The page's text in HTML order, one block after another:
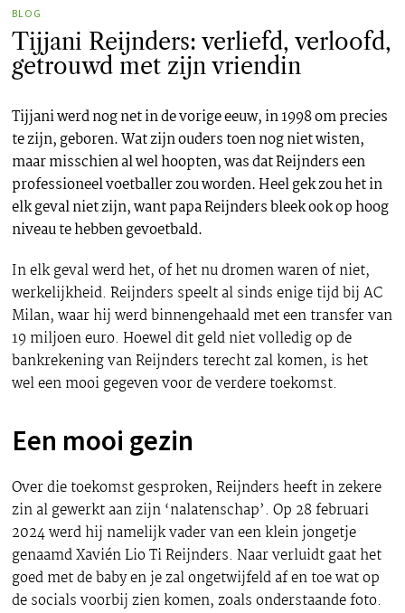
BLOG
Tijjani Reijnders: verliefd, verloofd,
getrouwd met zijn vriendin
Tijjani werd nog net in de vorige eeuw, in 1998 om precies
te zijn, geboren. Wat zijn ouders toen nog niet wisten,
maar misschien al wel hoopten, was dat Reijnders een
professioneel voetballer zou worden. Heel gek zou het in
elk geval niet zijn, want papa Reijnders bleek ook op hoog
niveau te hebben gevoetbald.
In elk geval werd het, of het nu dromen waren of niet,
werkelijkheid. Reijnders speelt al sinds enige tijd bij AC
Milan, waar hij werd binnengehaald met een transfer van
19 miljoen euro. Hoewel dit geld niet volledig op de
bankrekening van Reijnders terecht zal komen, is het
wel een mooi gegeven voor de verdere toekomst.
Een mooi gezin
Over die toekomst gesproken, Reijnders heeft in zekere
zin al gewerkt aan zijn ‘nalatenschap’. Op 28 februari
2024 werd hij namelijk vader van een klein jongetje
genaamd Xavién Lio Ti Reijnders. Naar verluidt gaat het
goed met de baby en je zal ongetwijfeld af en toe wat op
de socials voorbij zien komen, zoals onderstaande foto.